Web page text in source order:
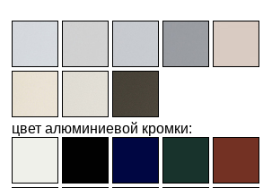
цвет алюминиевой кромки: